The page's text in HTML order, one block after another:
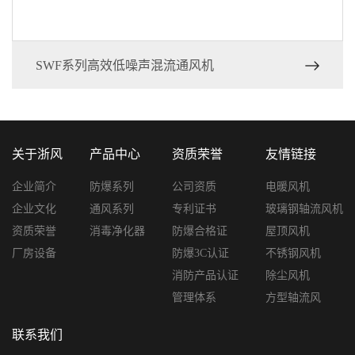
SWF系列高效低噪声混流通风机
关于浙风
企业简介
企业文化
资质荣誉
厂房设备
产品中心
防爆系列
通风系列
消毒净化器
资质荣誉
公司资质
专利证书
防爆合格证
防爆3C认证
消防产品认证
管理体系
友情链接
电暖风机
玻璃钢轴流风机
屋顶风机
不锈钢风机
除尘风机
方型轴流风
联系我们